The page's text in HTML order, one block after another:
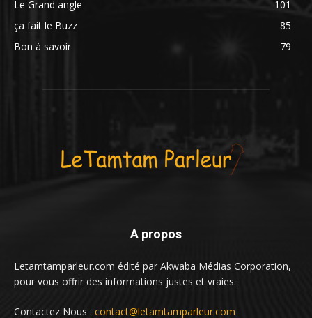
Le Grand angle
101
ça fait le Buzz
85
Bon à savoir
79
A propos
Letamtamparleur.com édité par Akwaba Médias Corporation,
pour vous offrir des informations justes et vraies.
Contactez Nous : contact@letamtamparleur.com